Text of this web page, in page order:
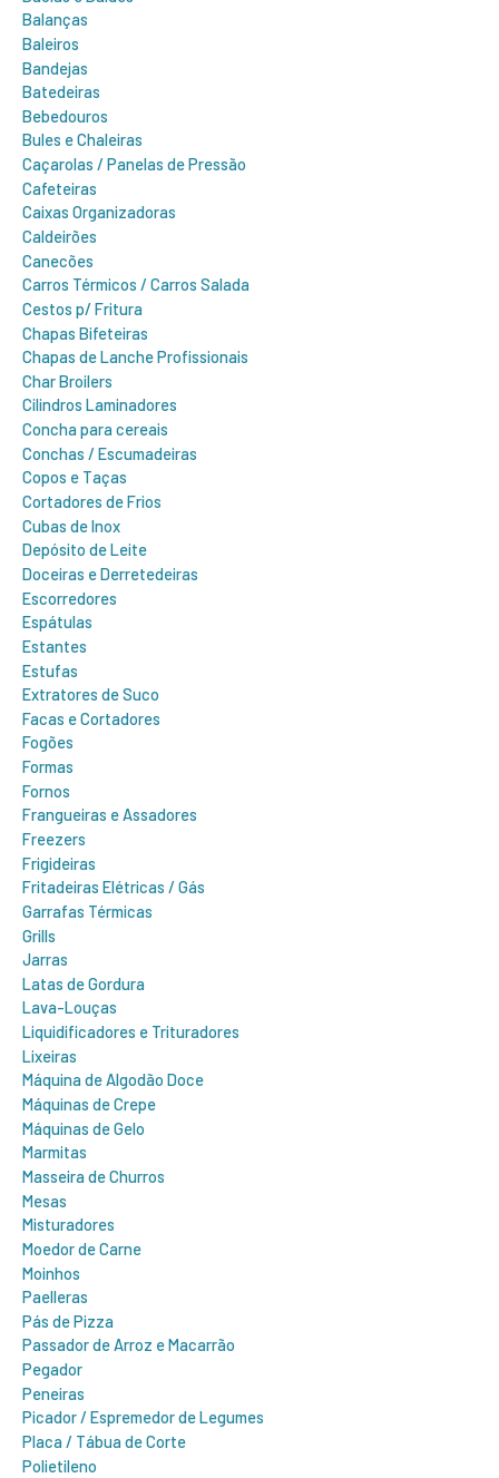
Balanças
Baleiros
Bandejas
Batedeiras
Bebedouros
Bules e Chaleiras
Caçarolas / Panelas de Pressão
Cafeteiras
Caixas Organizadoras
Caldeirões
Canecões
Carros Térmicos / Carros Salada
Cestos p/ Fritura
Chapas Bifeteiras
Chapas de Lanche Profissionais
Char Broilers
Cilindros Laminadores
Concha para cereais
Conchas / Escumadeiras
Copos e Taças
Cortadores de Frios
Cubas de Inox
Depósito de Leite
Doceiras e Derretedeiras
Escorredores
Espátulas
Estantes
Estufas
Extratores de Suco
Facas e Cortadores
Fogões
Formas
Fornos
Frangueiras e Assadores
Freezers
Frigideiras
Fritadeiras Elétricas / Gás
Garrafas Térmicas
Grills
Jarras
Latas de Gordura
Lava-Louças
Liquidificadores e Trituradores
Lixeiras
Máquina de Algodão Doce
Máquinas de Crepe
Máquinas de Gelo
Marmitas
Masseira de Churros
Mesas
Misturadores
Moedor de Carne
Moinhos
Paelleras
Pás de Pizza
Passador de Arroz e Macarrão
Pegador
Peneiras
Picador / Espremedor de Legumes
Placa / Tábua de Corte
Polietileno